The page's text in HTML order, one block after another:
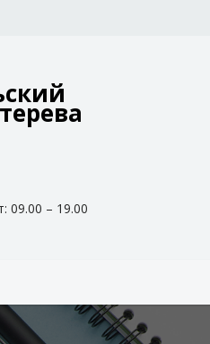
09.00 – 19.00